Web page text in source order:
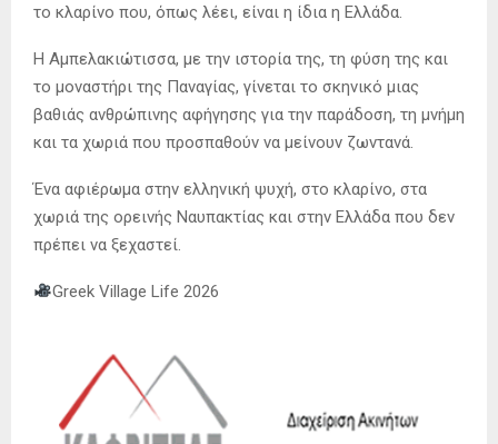
το κλαρίνο που, όπως λέει, είναι η ίδια η Ελλάδα.
Η Αμπελακιώτισσα, με την ιστορία της, τη φύση της και
το μοναστήρι της Παναγίας, γίνεται το σκηνικό μιας
βαθιάς ανθρώπινης αφήγησης για την παράδοση, τη μνήμη
και τα χωριά που προσπαθούν να μείνουν ζωντανά.
Ένα αφιέρωμα στην ελληνική ψυχή, στο κλαρίνο, στα
χωριά της ορεινής Ναυπακτίας και στην Ελλάδα που δεν
πρέπει να ξεχαστεί.
Greek Village Life 2026